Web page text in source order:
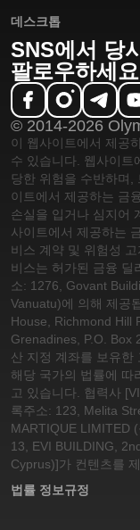
데스크톱
SNS에서 당
팔로우하세요
© 2014-2026
이 웹사이트에서 제공
수 있습니다. 웹사이트
당한 위험을 수반하며
이트에서 제공하는 금
손실을 입거나 심지어
사이트에서 제공하는
비스 계약 및 위험성
비스는 허가된 금융 딜
소: 1276, Govant
Vanuatu)에 의해 제공
House, Richmond Hill
Grenadines, P.O. Box
산 지정 계좌를 보유한
해당 국가의 법률에 따
고 있습니다. 협력사
록주소: 123, Melita
MARTIQUE LIMITED
13, EVI BUILDING,
Cyprus)]가 컨텐츠를
법률 정보규정